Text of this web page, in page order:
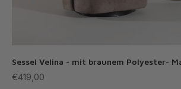
Sessel Velina - mit braunem Polyester-
Angebot
€419,00